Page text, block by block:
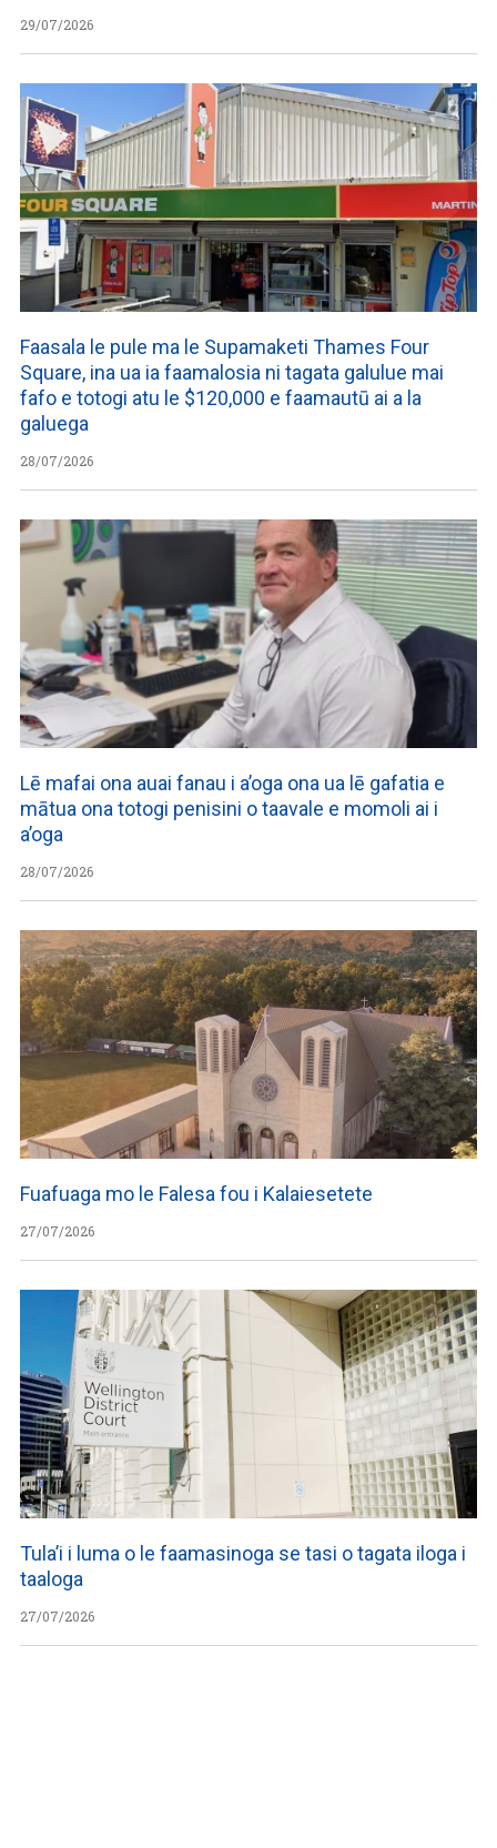
29/07/2026
Faasala le pule ma le Supamaketi Thames Four
Square, ina ua ia faamalosia ni tagata galulue mai
fafo e totogi atu le $120,000 e faamautū ai a la
galuega
28/07/2026
Lē mafai ona auai fanau i a’oga ona ua lē gafatia e
mātua ona totogi penisini o taavale e momoli ai i
a’oga
28/07/2026
Fuafuaga mo le Falesa fou i Kalaiesetete
27/07/2026
Tula’i i luma o le faamasinoga se tasi o tagata iloga i
taaloga
27/07/2026